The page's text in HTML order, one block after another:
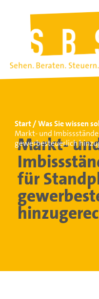
Start
Was Sie wissen
Markt- und
gewerbesteuerlich
Markt-
für